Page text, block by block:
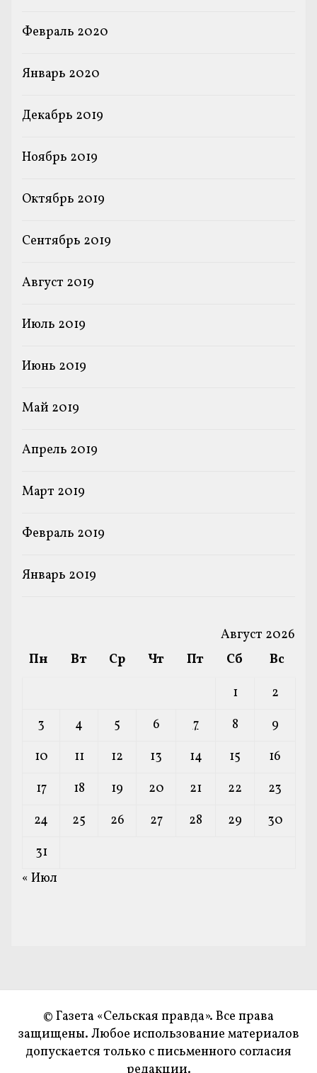
Февраль 2020
Январь 2020
Декабрь 2019
Ноябрь 2019
Октябрь 2019
Сентябрь 2019
Август 2019
Июль 2019
Июнь 2019
Май 2019
Апрель 2019
Март 2019
Февраль 2019
Январь 2019
Август 2026
Пн
Вт Ср Чт Пт Сб
Вс
1
2
3
4 5 6 7 8
9
10
11 12 13 14 15
16
17
18 19 20 21 22
23
24
25 26 27 28 29
30
31
« Июл
© Газета «Сельская правда». Все права
защищены. Любое использование материалов
допускается только с письменного согласия